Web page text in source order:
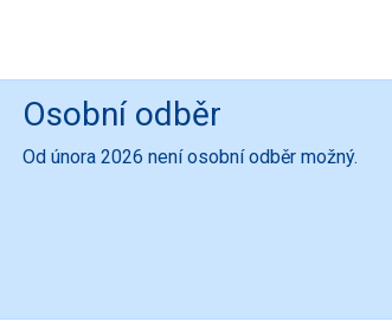
Osobní odběr
Od února 2026 není osobní odběr možný.